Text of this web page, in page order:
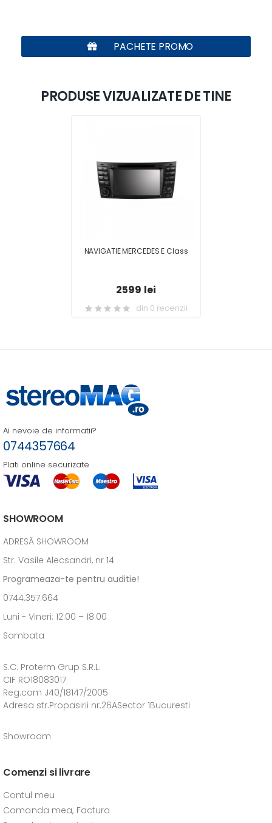
PACHETE PROMO
PRODUSE VIZUALIZATE DE TINE
NAVIGATIE MERCEDES E Class
2599 lei
din 0 recenzii
Ai nevoie de informatii?
0744357664
Plati online securizate
SHOWROOM
ADRESĂ SHOWROOM
Str. Vasile Alecsandri, nr 14
Programeaza-te pentru auditie!
0744.357.664
Luni - Vineri: 12:00 – 18.00
Sambata
S.C. Proterm Grup S.R.L.
CIF RO18083017
Reg.com J40/18147/2005
Adresa str.Propasirii nr.26ASector 1Bucuresti
Showroom
Comenzi si livrare
Contul meu
Comanda mea, Factura